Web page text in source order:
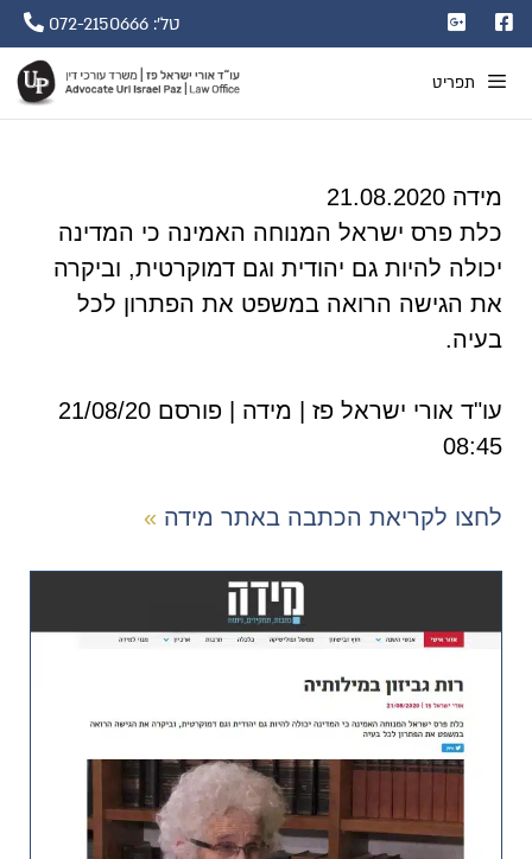
טל': 072-2150666
תפריט
מידה 21.08.2020
כלת פרס ישראל המנוחה האמינה כי המדינה
יכולה להיות גם יהודית וגם דמוקרטית, וביקרה
את הגישה הרואה במשפט את הפתרון לכל
בעיה.
עו"ד אורי ישראל פז | מידה | פורסם 21/08/20
08:45
לחצו לקריאת הכתבה באתר מידה »